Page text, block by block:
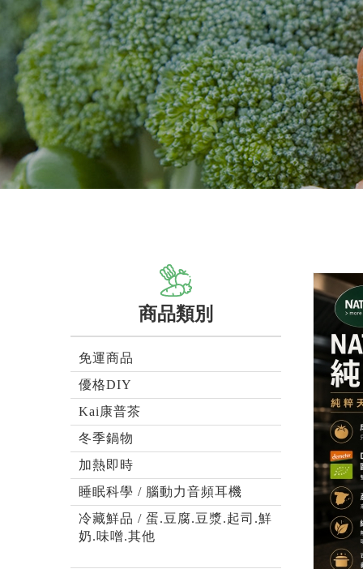
商品類別
免運商品
優格DIY
Kai康普茶
冬季鍋物
加熱即時
睡眠科學 / 腦動力音頻耳機
冷藏鮮品 / 蛋.豆腐.豆漿.起司.鮮
奶.味噌.其他